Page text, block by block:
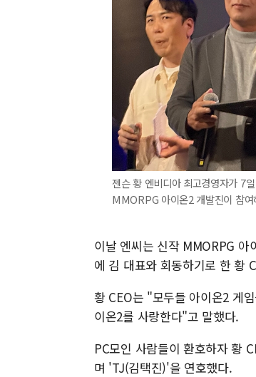
젠슨 황 엔비디아 최고경영자가 7
MMORPG 아이온2 개발진이 참
이날 엔씨는 신작 MMORPG 아
에 김 대표와 회동하기로 한 황
황 CEO는 "모두들 아이온2 게
이온2를 사랑한다"고 말했다.
PC모인 사람들이 환호하자 황
며 'TJ(김택진)'을 연호했다.